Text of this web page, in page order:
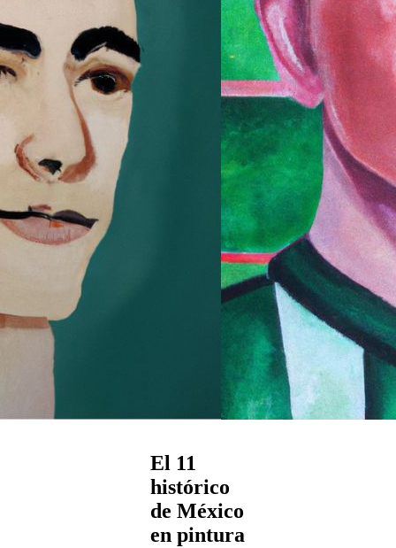
El 11
histórico
de México
en pintura